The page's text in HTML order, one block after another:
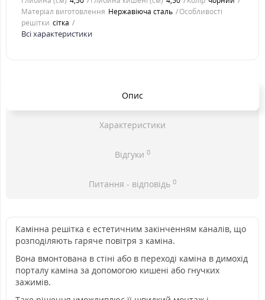
Матеріал виготовлення Нержавіюча сталь
Особливості
решітки сітка
Всі характеристики
Опис
Характеристики
Відгуки 0
Питання - відповідь 0
Камінна решітка є естетичним закінченням каналів, що
розподіляють гаряче повітря з каміна.
Вона вмонтована в стіні або в переході каміна в димохід
порталу каміна за допомогою кишені або гнучких
зажимів.